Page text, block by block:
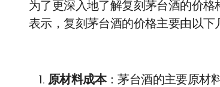
为了更深入地了解复刻茅台酒的价
表示，复刻茅台酒的价格主要由以下
原材料成本：茅台酒的主要原材